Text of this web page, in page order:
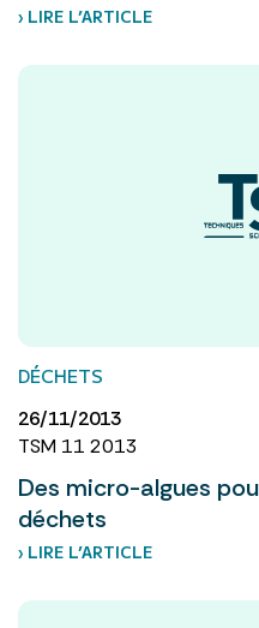
› LIRE L’ARTICLE
DÉCHETS
26/11/2013
TSM 11 2013
Des micro-algues
déchets
› LIRE L’ARTICLE